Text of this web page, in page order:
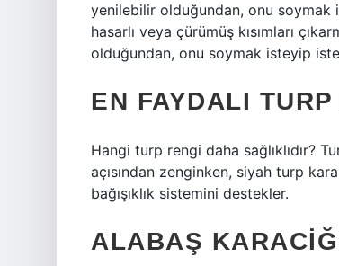
yenilebilir olduğundan, onu soymak
hasarlı veya çürümüş kısımları
olduğundan, onu soymak isteyip
EN FAYDALI
Hangi turp rengi daha sağlıklıdır?
açısından zenginken, siyah turp
bağışıklık sistemini destekler.
ALABAŞ